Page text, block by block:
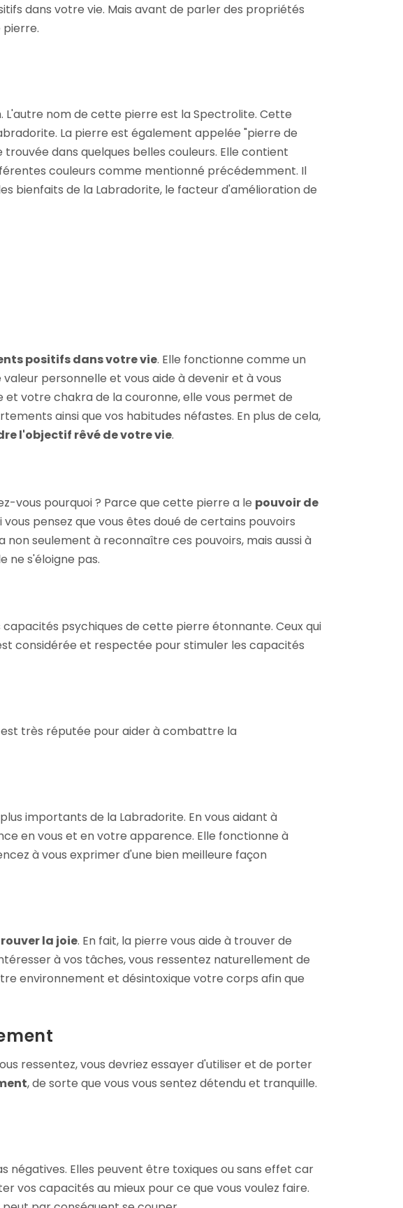
dans votre vie. Mais avant de parler des propriétés
L'autre nom de cette pierre est la Spectrolite. Cette
La pierre est également appelée "pierre de
dans quelques belles couleurs. Elle contient
couleurs comme mentionné précédemment. Il
bienfaits de la Labradorite, le facteur d'amélioration de
positifs dans votre vie. Elle fonctionne comme un
personnelle et vous aide à devenir et à vous
votre chakra de la couronne, elle vous permet de
ainsi que vos habitudes néfastes. En plus de cela,
l'objectif rêvé de votre vie.
vous pourquoi ? Parce que cette pierre a le pouvoir de
vous pensez que vous êtes doué de certains pouvoirs
seulement à reconnaître ces pouvoirs, mais aussi à
ne s'éloigne pas.
psychiques de cette pierre étonnante. Ceux qui
considérée et respectée pour stimuler les capacités
très réputée pour aider à combattre la
importants de la Labradorite. En vous aidant à
en vous et en votre apparence. Elle fonctionne à
à vous exprimer d'une bien meilleure façon
la joie. En fait, la pierre vous aide à trouver de
à vos tâches, vous ressentez naturellement de
environnement et désintoxique votre corps afin que
ressentez, vous devriez essayer d'utiliser et de porter
, de sorte que vous vous sentez détendu et tranquille.
négatives. Elles peuvent être toxiques ou sans effet car
vos capacités au mieux pour ce que vous voulez faire.